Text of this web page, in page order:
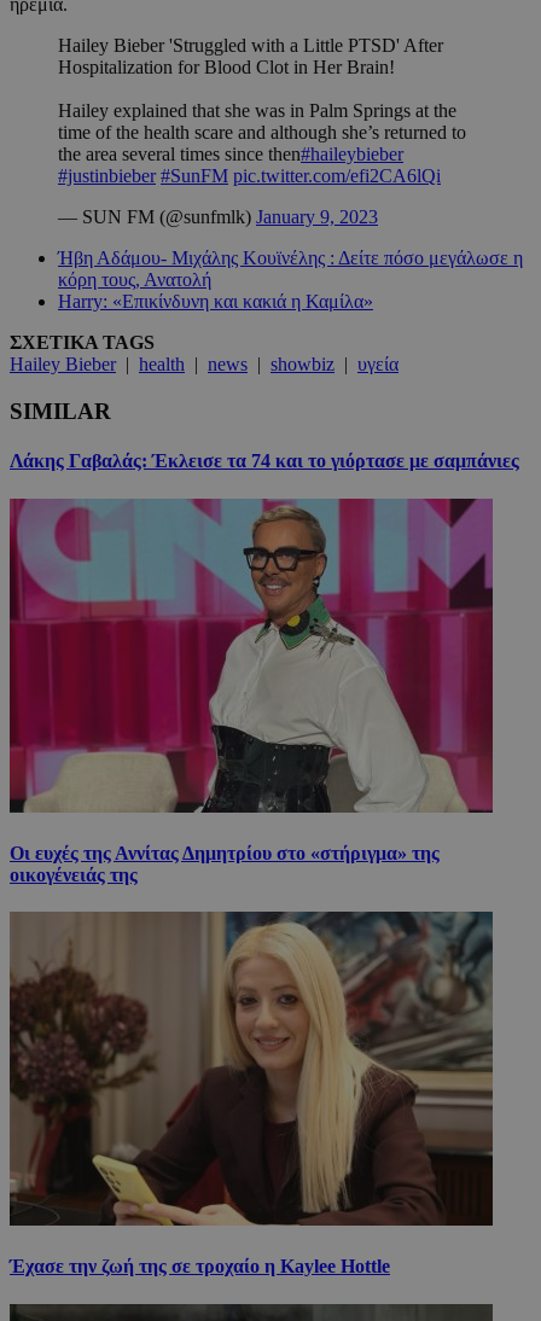
ηρεμία.
Hailey Bieber 'Struggled with a Little PTSD' After
Hospitalization for Blood Clot in Her Brain!
Hailey explained that she was in Palm Springs at the
time of the health scare and although she’s returned to
the area several times since then#haileybieber
#justinbieber #SunFM pic.twitter.com/efi2CA6lQi
— SUN FM (@sunfmlk) January 9, 2023
Ήβη Αδάμου- Μιχάλης Κουϊνέλης : Δείτε πόσο μεγάλωσε η
κόρη τους, Ανατολή
Harry: «Επικίνδυνη και κακιά η Καμίλα»
ΣΧΕΤΙΚΑ TAGS
Hailey Bieber| health | news | showbiz | υγεία
SIMILAR
Λάκης Γαβαλάς: Έκλεισε τα 74 και το γιόρτασε με σαμπάνιες
Οι ευχές της Αννίτας Δημητρίου στο «στήριγμα» της
οικογένειάς της
Έχασε την ζωή της σε τροχαίο η Kaylee Hottle